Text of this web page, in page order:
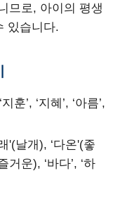
므로, 아이의 평생
있습니다.
지훈’, ‘지혜’, ‘아름’,
'(날개), ‘다온'(좋
운), ‘바다’, ‘하